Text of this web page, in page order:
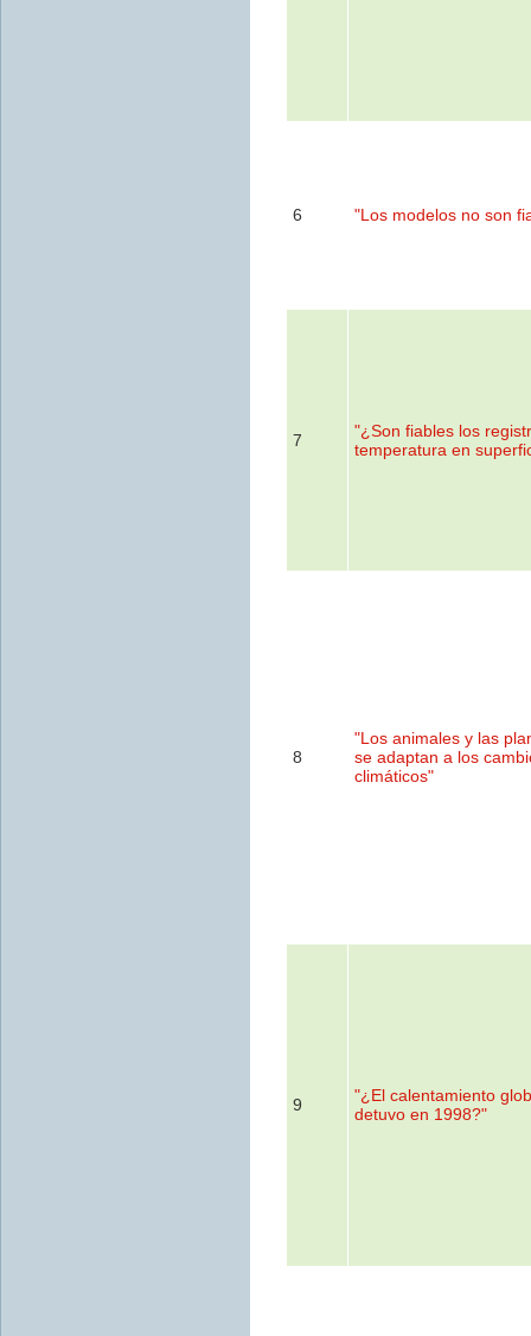
6 "Los modelos no son
7
"¿Son fiables los
temperatura en
8
"Los animales y las
se adaptan a los
climáticos"
9
"¿El calentamiento
detuvo en 1998?"